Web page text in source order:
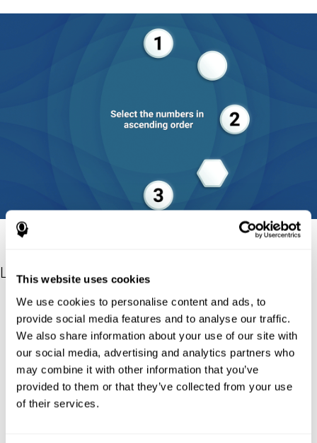
This website uses cookies
We use cookies to personalise content and ads, to
provide social media features and to analyse our traffic.
We also share information about your use of our site with
our social media, advertising and analytics partners who
may combine it with other information that you’ve
provided to them or that they’ve collected from your use
of their services.
Les références
E. A. Berg. (1948). A simple objective technique for measuring
flexibility in thinking. J. Gen. Psychol. 39: 15-22.
Basner, M., Mollicone, D., and Dinges, D. F. (2011). Validity and
sensitivity of a brief psychomotor vigilance test (PVT-B) to total
and partial sleep deprivation. Acta Astronaut. 69, 949–959. doi:
10.1016/j.actaastro.2011.07.015
Greenberg LM. Test of Variables of Attention. Los Alamitos, CA: